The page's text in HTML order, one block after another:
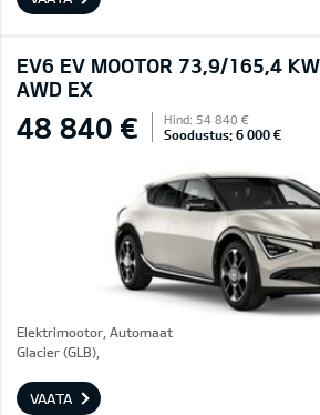
EV6 EV MOOTOR 73,9/165,4
AWD EX
48 840 € Hind: 54 840 €
Soodustus: 6 000 €
Elektrimootor, Automaat
Glacier (GLB),
VAATA